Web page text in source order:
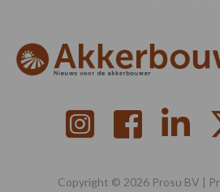
Copyright © 2026 Prosu BV |